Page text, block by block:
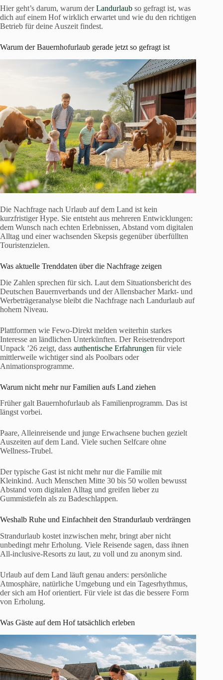
Hier geht’s darum, warum derLandurlaub so gefragt ist, was
dich auf einem Hof wirklich erwartet und wie du den richtigen
Betrieb für deine Auszeit findest.
Warum der Bauernhofurlaub gerade jetzt so gefragt ist
Die Nachfrage nach Urlaub auf dem Land ist kein
kurzfristiger Hype. Sie entsteht aus mehreren Entwicklungen:
dem Wunsch nach echten Erlebnissen, Abstand vom digitalen
Alltag und einer wachsenden Skepsis gegenüber überfüllten
Touristenzielen.
Was aktuelle Trenddaten über die Nachfrage zeigen
Die Zahlen sprechen für sich. Laut dem Situationsbericht des
Deutschen Bauernverbands und der Allensbacher Markt- und
Werbeträgeranalyse bleibt die Nachfrage nach Landurlaub auf
hohem Niveau.
Plattformen wie Fewo-Direkt melden weiterhin starkes
Interesse an ländlichen Unterkünften. Der Reisetrendreport
Unpack ’26 zeigt, dass authentische Erfahrungen für viele
mittlerweile wichtiger sind als Poolbars oder
Animationsprogramme.
Warum nicht mehr nur Familien aufs Land ziehen
Früher galt Bauernhofurlaub als Familienprogramm. Das ist
längst vorbei.
Paare, Alleinreisende und junge Erwachsene buchen gezielt
Auszeiten auf dem Land. Viele suchen Selfcare ohne
Wellness-Trubel.
Der typische Gast ist nicht mehr nur die Familie mit
Kleinkind. Auch Menschen Mitte 30 bis 50 wollen bewusst
Abstand vom digitalen Alltag und greifen lieber zu
Gummistiefeln als zu Badeschlappen.
Weshalb Ruhe und Einfachheit den Strandurlaub verdrängen
Strandurlaub kostet inzwischen mehr, bringt aber nicht
unbedingt mehr Erholung. Viele Reisende sagen, dass ihnen
All-inclusive-Resorts zu laut, zu voll und zu anonym sind.
Urlaub auf dem Land läuft genau anders: persönliche
Atmosphäre, natürliche Umgebung und ein Tagesrhythmus,
der sich am Hof orientiert. Für viele ist das die bessere Form
von Erholung.
Was Gäste auf dem Hof tatsächlich erleben